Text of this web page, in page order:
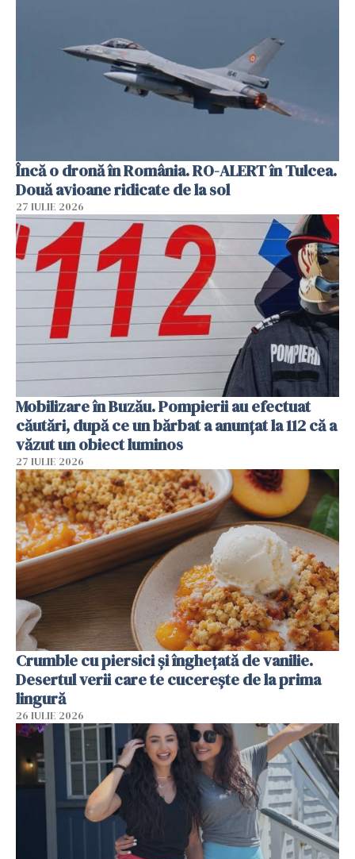
Încă o dronă în România. RO-ALERT în Tulcea.
Două avioane ridicate de la sol
27 IULIE 2026
Mobilizare în Buzău. Pompierii au efectuat
căutări, după ce un bărbat a anunțat la 112 că a
văzut un obiect luminos
27 IULIE 2026
Crumble cu piersici și înghețată de vanilie.
Desertul verii care te cucerește de la prima
lingură
26 IULIE 2026